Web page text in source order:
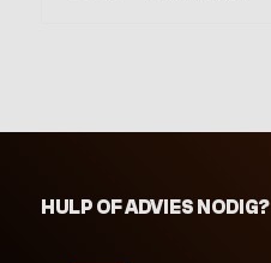
HULP OF ADVIES NODIG?